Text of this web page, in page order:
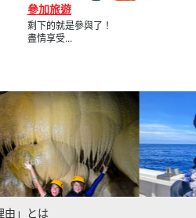
參加旅遊
剩下的就是參與了！
盡情享受...
由」とは